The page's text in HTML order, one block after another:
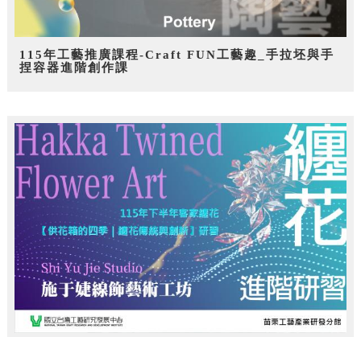
115年工藝推廣課程-Craft FUN工藝趣_手拉坯與手
捏容器進階創作課